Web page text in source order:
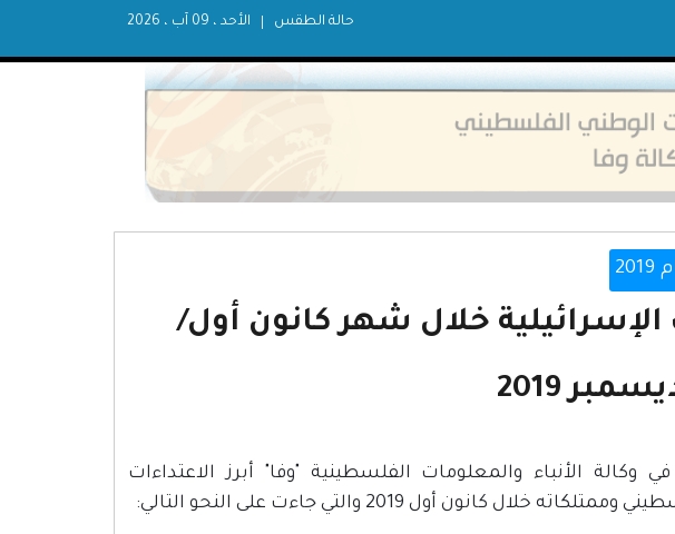
الأحد ، 09 آب ، 2026 حالة الطقس
الإسرائيلية خلال شهر كانون أول/
2019
الأنباء والمعلومات الفلسطينية "وفا" أبرز الاعتداءات
كانون أول 2019 والتي جاءت على النحو التالي: